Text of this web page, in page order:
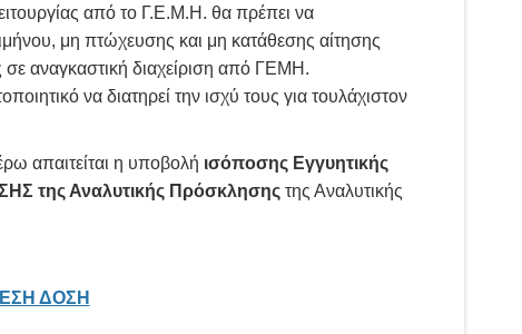
από το Γ.Ε.Μ.Η. θα πρέπει να
μη πτώχευσης και μη κατάθεσης αίτησης
αναγκαστική διαχείριση από ΓΕΜΗ.
να διατηρεί την ισχύ τους για τουλάχιστον
απαιτείται η υποβολή ισόποσης Εγγυητικής
της Αναλυτικής Πρόσκλησηςτης Αναλυτικής
ΔΟΣΗ